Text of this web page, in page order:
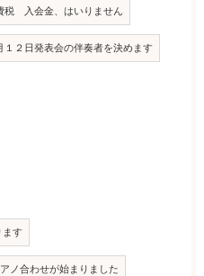
税 入会金、はいりません
１２日発表会の伴奏者を決めます
ます
ノ合わせが始まりました